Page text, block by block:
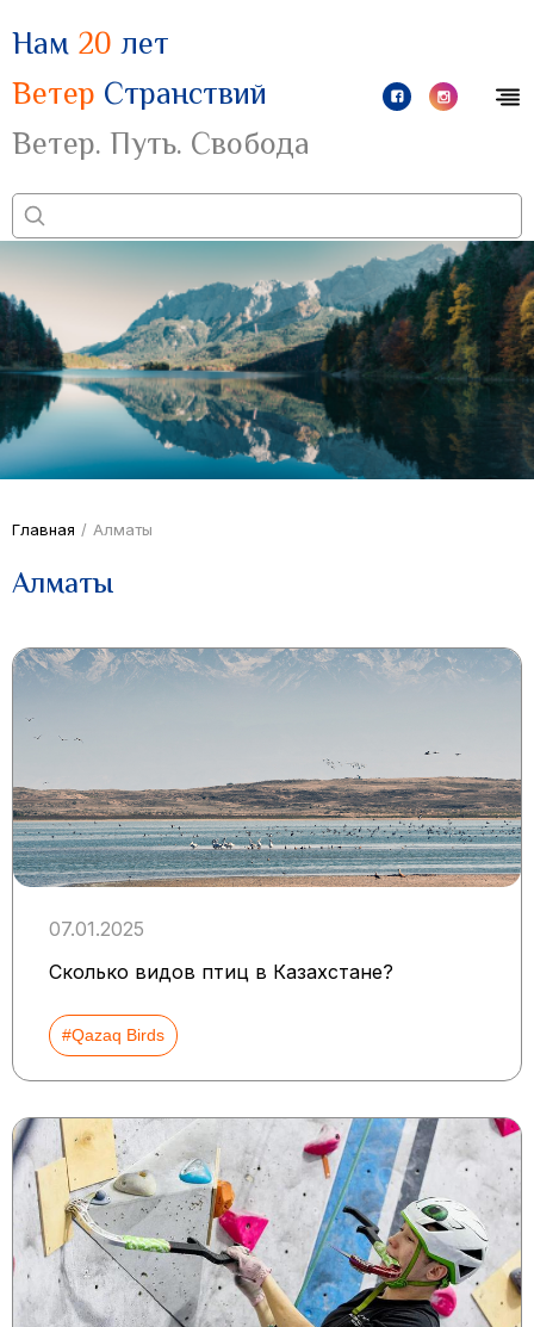
Нам 20 лет
Ветер Странствий
Ветер. Путь. Свобода
Главная / Алматы
Aлматы
07.01.2025
Сколько видов птиц в Казахстане?
#Qazaq Birds